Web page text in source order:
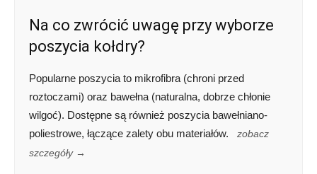
Na co zwrócić uwagę przy wyborze
poszycia kołdry?
Popularne poszycia to mikrofibra (chroni przed
roztoczami) oraz bawełna (naturalna, dobrze chłonie
wilgoć). Dostępne są również poszycia bawełniano-
poliestrowe, łączące zalety obu materiałów.
zobacz
szczegóły →